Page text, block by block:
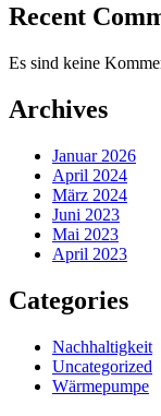
Recent
Es sind keine
Archives
Januar 2026
April 2024
März 2024
Juni 2023
Mai 2023
April 2023
Categories
Nachhaltigkeit
Uncategorized
Wärmepumpe